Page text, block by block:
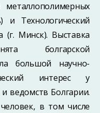
металлополимерных
Технологический
Минск). Выставка
болгарской
большой научно-
интерес у
ведомств Болгарии.
в том числе